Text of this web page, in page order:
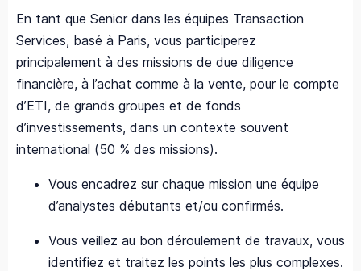
En tant que Senior dans les équipes Transaction
Services, basé à Paris, vous participerez
principalement à des missions de due diligence
financière, à l’achat comme à la vente, pour le compte
d’ETI, de grands groupes et de fonds
d’investissements, dans un contexte souvent
international (50 % des missions).
Vous encadrez sur chaque mission une équipe
d’analystes débutants et/ou confirmés.
Vous veillez au bon déroulement de travaux, vous
identifiez et traitez les points les plus complexes.